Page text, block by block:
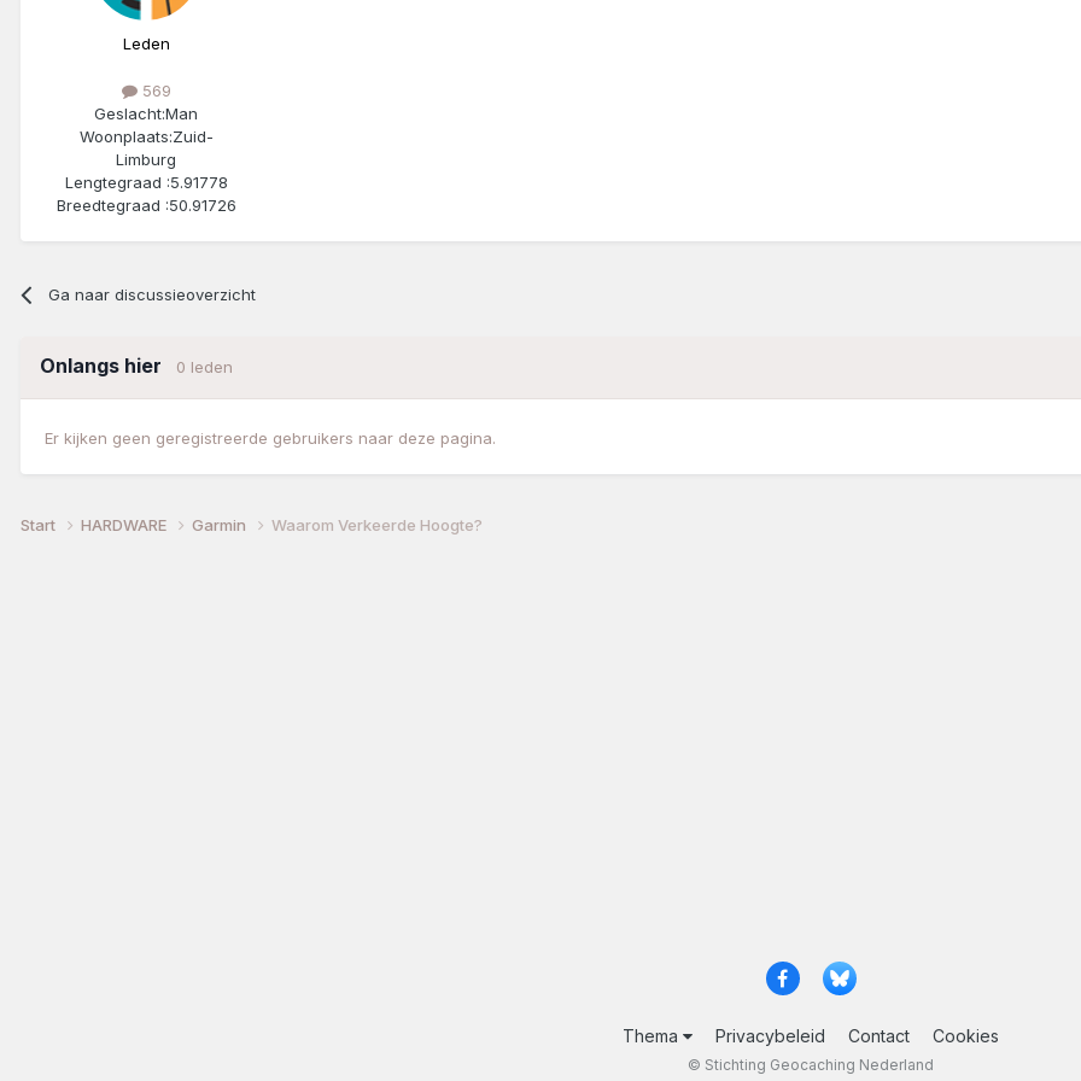
Leden
569
Geslacht:Man
Woonplaats:Zuid-
Limburg
Lengtegraad :5.91778
Breedtegraad :50.91726
Ga naar discussieoverzicht
Onlangs hier 0 leden
Er kijken geen geregistreerde gebruikers naar deze pagina.
Start HARDWARE Garmin Waarom Verkeerde Hoogte?
Thema Privacybeleid Contact Cookies
© Stichting Geocaching Nederland